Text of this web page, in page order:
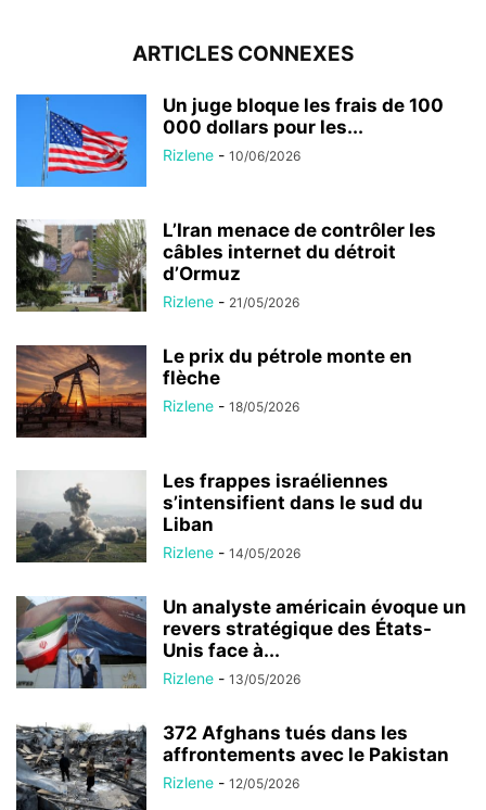
ARTICLES CONNEXES
Un juge bloque les frais de 100
000 dollars pour les...
Rizlene - 10/06/2026
L’Iran menace de contrôler les
câbles internet du détroit
d’Ormuz
Rizlene - 21/05/2026
Le prix du pétrole monte en
flèche
Rizlene - 18/05/2026
Les frappes israéliennes
s’intensifient dans le sud du
Liban
Rizlene - 14/05/2026
Un analyste américain évoque un
revers stratégique des États-
Unis face à...
Rizlene - 13/05/2026
372 Afghans tués dans les
affrontements avec le Pakistan
Rizlene - 12/05/2026